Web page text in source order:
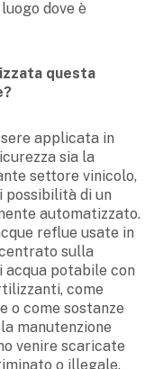
dove è
questa
applicata in
sia la
settore vinicolo,
possibilità di un
automatizzato.
reflue usate in
sulla
acqua potabile con
come
o come sostanze
manutenzione
venire scaricate
o illegale.